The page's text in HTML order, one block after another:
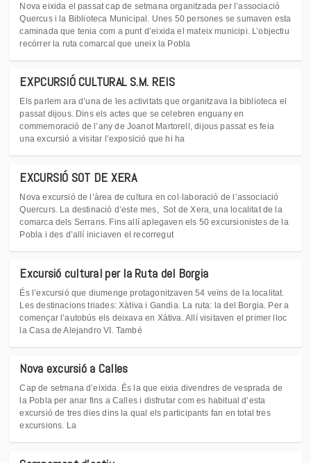
Nova eixida el passat cap de setmana organitzada per l’associació
Quercus i la Biblioteca Municipal. Unes 50 persones se sumaven esta
caminada que tenia com a punt d’eixida el mateix municipi. L’objectiu
recórrer la ruta comarcal que uneix la Pobla
EXPCURSIÓ CULTURAL S.M. REIS
Els parlem ara d’una de les activitats que organitzava la biblioteca el
passat dijous. Dins els actes que se celebren enguany en
commemoració de l’any de Joanot Martorell, dijous passat es feia
una excursió a visitar l’exposició que hi ha
EXCURSIÓ SOT DE XERA
Nova excursió de l’àrea de cultura en col·laboració de l’associació
Quercurs. La destinació d’este mes, Sot de Xera, una localitat de la
comarca dels Serrans. Fins allí aplegaven els 50 excursionistes de la
Pobla i des d’allí iniciaven el recorregut
Excursió cultural per la Ruta del Borgia
És l’excursió que diumenge protagonitzaven 54 veïns de la localitat.
Les destinacions triades: Xàtiva i Gandia. La ruta: la del Borgia. Per a
començar l’autobús els deixava en Xàtiva. Allí visitaven el primer lloc
la Casa de Alejandro VI. També
Nova excursió a Calles
Cap de setmana d’eixida. És la que eixia divendres de vesprada de
la Pobla per anar fins a Calles i disfrutar com es habitual d’esta
excursió de tres dies dins la qual els participants fan en total tres
excursions. La